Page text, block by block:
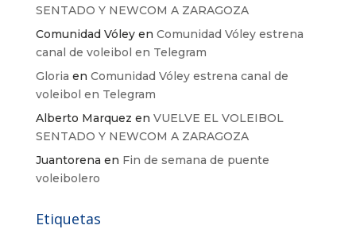
SENTADO Y NEWCOM A ZARAGOZA
Comunidad Vóleyen Comunidad Vóley estrena
canal de voleibol en Telegram
Gloria en Comunidad Vóley estrena canal de
voleibol en Telegram
Alberto Marquez en VUELVE EL VOLEIBOL
SENTADO Y NEWCOM A ZARAGOZA
Juantorena en Fin de semana de puente
voleibolero
Etiquetas